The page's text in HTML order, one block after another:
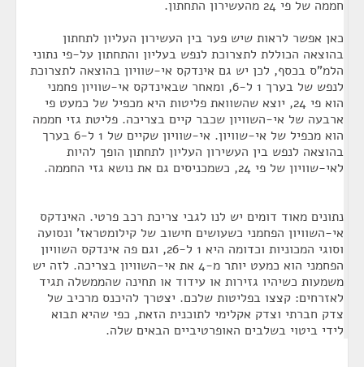
חממה של פי 24 מהעשירון התחתון.
כאן אפשר לראות שיש פער בין העשירון העליון לתחתון
בהוצאה הכוללת לתצרוכת לנפש בעליון והתחתון על-פי נתוני
הלמ"ס בכסף, לכן יש גם אינדקס אי-שוויון בהוצאה לתצרוכת
לנפש של בערך 1 ל-6, ומאחר שבאינדקס אי-שוויון פחמני
הוא פי 24, יוצא שהשוואת פליטות היא מכפיל של כמעט פי
ארבעה של אי-השוויון שכבר קיים בצריכה. פליטת גזי חממה
הוא מכפיל של אי-שוויון. אי-שוויון שקיים של 1 ל-6 בערך
בהוצאה לנפש בין העשירון העליון לתחתון הופך להיות
לאי-שוויון של פי 24, כשמכניסים גם את נושא גזי החממה.
נתונים מאוד דומים יש לנו לגבי צריכת רכב פרטי. האינדקס
אי-השוויון הפחמני כשעושים חישוב של קילומטראז' ונסועה
וסוגי המכוניות וכדומה היא 1 ל-26, וגם פה אינדקס השוויון
הפחמני הוא כמעט יותר מ-4 את אי-השוויון בצריכה. לזה יש
משמעות כשיהיו גזירות או עידוד או תחינה שהממשלה תגיד
לאזרחים: קצצו בפליטות שלכם. יצטרך להיכנס מרכיב של
צדק חברתי וצדק אקלימי לתוכנית הזאת, כפי שהיא תבוא
לידי ביטוי בשלבים האופרטיביים הבאים שלה.